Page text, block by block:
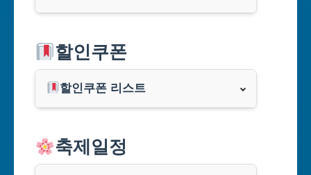
부산광역시
대구광역시
인천광역시
할인쿠폰
할인쿠폰 리스트
쿠팡
축제일정